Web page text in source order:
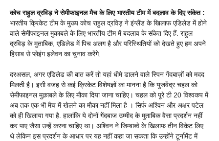
कोच राहुल द्रविड़ ने सेमीफाइनल मैच के लिए भारतीय टीम में बदलाव के दिए संकेत :
भारतीय क्रिकेट टीम के मुख्य कोच राहुल द्रविड़ ने इंग्लैंड के खिलाफ एडिलेड में होने
वाले सेमीफाइनल मुकाबले के लिए भारतीय टीम में बदलाव के संकेत दिए हैं. राहुल
द्रविड़ के मुताबिक, एडिलेड में पिच अलग है और परिस्थितियों को देखते हुए हम अपने
हिसाब से प्लेइंग इलेवन का चुनाव करेंगे.
दरअसल, अगर एडिलेड की बात करें तो यहां धीमे डालने वाले स्पिन गेंदबाज़ों को मदद
मिलती है। इसी वजह से कई क्रिकेट विशेषज्ञों का मानना ​​है कि युजवेंद्र चहल को
सेमीफाइनल मुक़ाबले के लिए मौका दिया जाना चाहिए। चहल को पूरे टी 20 विश्वकप में
अब तक एक भी मैच में खेलने का मौका नहीं मिला है । सिर्फ अश्विन और अक्षर पटेल
को ही खिलाया गया है. हालांकि ये दोनों गेंदबाज उम्मीद के मुताबिक वैसा प्रदर्शन नहीं
कर पाए जैसा उन्हें करना चाहिए था। अश्विन ने जिम्बाब्वे के खिलाफ तीन विकेट लिए
थे लेकिन इस प्रदर्शन के आधार पर यह नहीं कहा जा सकता कि उन्होंने टूर्नामेंट में